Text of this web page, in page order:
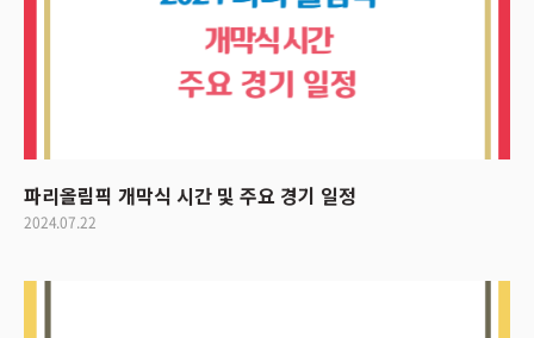
파리올림픽 개막식 시간 및 주요 경기 일정
2024.07.22